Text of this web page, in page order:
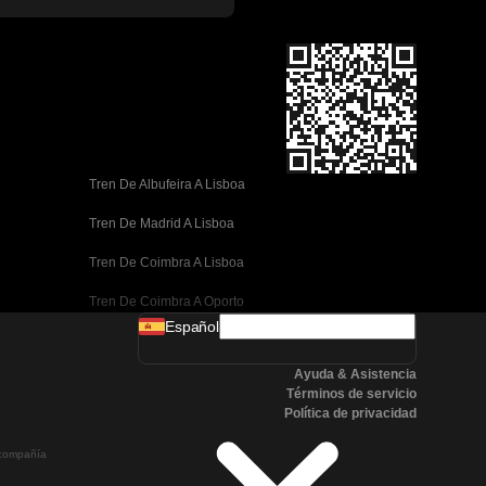
Tren De Albufeira A Lisboa
Tren De Madrid A Lisboa
Tren De Coimbra A Lisboa
Tren De Coimbra A Oporto
Tren De Valencia A Barcelona
Tren De Málaga A Madrid
Español
Ayuda & Asistencia
Términos de servicio
Política de privacidad